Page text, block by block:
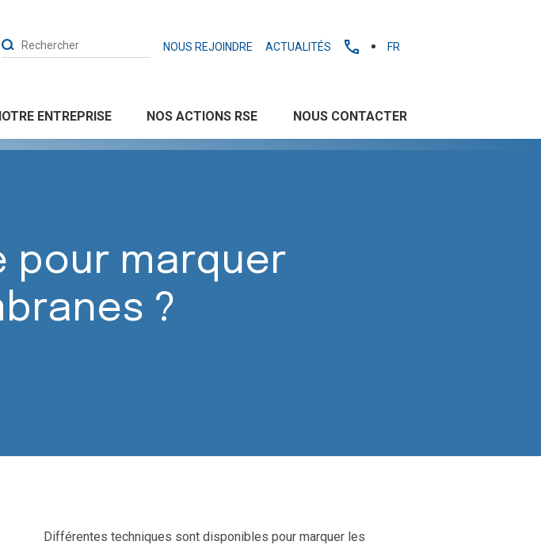
NOUS REJOINDRE ACTUALITÉS FR
ENTREPRISE NOS ACTIONS RSE NOUS CONTACTER
pour marquer
?
Différentes techniques sont disponibles pour marquer les